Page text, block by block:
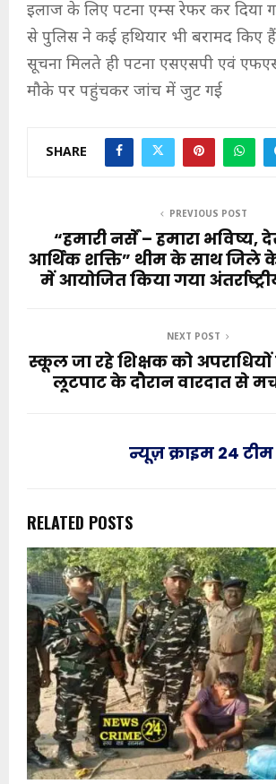
इलाज के लिए पटना एम्स रेफर कर दिया
से पुलिस ने कई हथियार भी बरामद किए
सूचना मिलते ही पटना एसएसपी एवं
मौके पर पहुंचकर जांच में जुट गई
SHARE
PREVIOUS POST
“हमारी नर्सें – हमारा
आर्थिक शक्ति” थीम के साथ जिले के
में आयोजित किया गया
NEXT POST
स्कूल जा रहे शिक्षक को अपराधियों
लूटपाट के दौरान वारदात से
न्यूज़ क्राइम 24 टीम
RELATED POSTS